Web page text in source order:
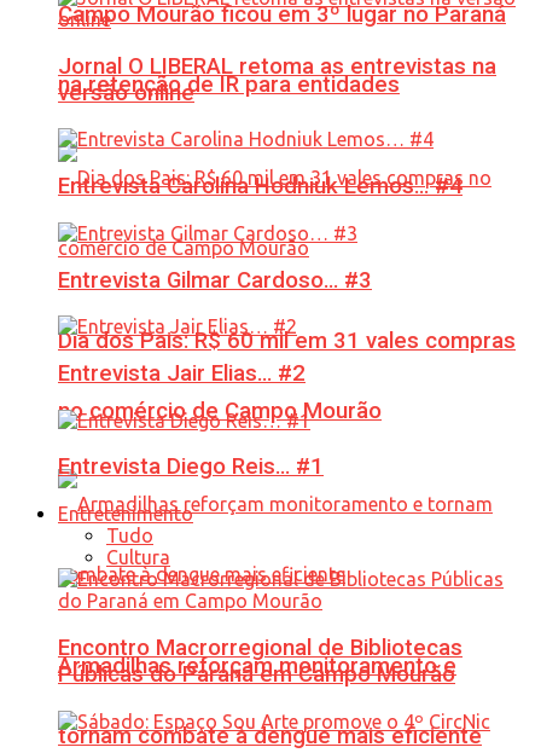
Campo Mourão ficou em 3º lugar no Paraná
na retenção de IR para entidades
Dia dos Pais: R$ 60 mil em 31 vales compras
no comércio de Campo Mourão
Armadilhas reforçam monitoramento e
tornam combate à dengue mais eficiente
Jornal O LIBERAL retoma as entrevistas na
versão online
Entrevista Carolina Hodniuk Lemos… #4
Entrevista Gilmar Cardoso… #3
Entrevista Jair Elias… #2
Entrevista Diego Reis… #1
Entretenimento
Tudo
Cultura
Encontro Macrorregional de Bibliotecas
Públicas do Paraná em Campo Mourão